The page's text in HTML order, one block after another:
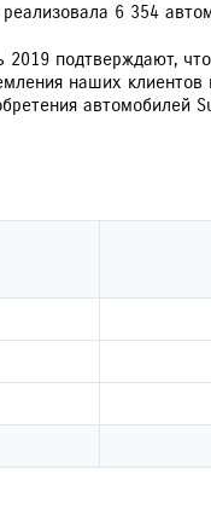
6 354
2019 подтверждают,
наших